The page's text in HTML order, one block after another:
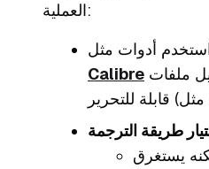
العملية:
أدوات مثل
Calibre
طريقة الترجمة
يستغرق